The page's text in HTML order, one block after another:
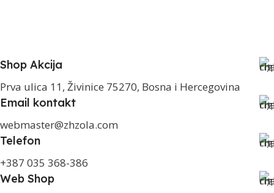
Shop Akcija
Prva ulica 11, Živinice 75270, Bosna i Hercegovina
Email kontakt
webmaster@zhzola.com
Telefon
+387 035 368-386
Web Shop